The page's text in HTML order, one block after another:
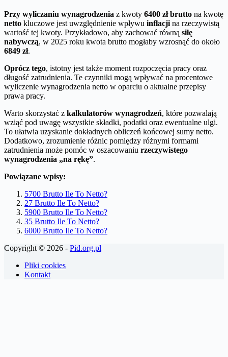
Przy wyliczaniu wynagrodzenia z kwoty 6400 zł brutto na kwotę
netto kluczowe jest uwzględnienie wpływu inflacji na rzeczywistą
wartość tej kwoty. Przykładowo, aby zachować równą siłę
nabywczą, w 2025 roku kwota brutto mogłaby wzrosnąć do około
6849 zł.
Oprócz tego, istotny jest także moment rozpoczęcia pracy oraz
długość zatrudnienia. Te czynniki mogą wpływać na procentowe
wyliczenie wynagrodzenia netto w oparciu o aktualne przepisy
prawa pracy.
Warto skorzystać z kalkulatorów wynagrodzeń, które pozwalają
wziąć pod uwagę wszystkie składki, podatki oraz ewentualne ulgi.
To ułatwia uzyskanie dokładnych obliczeń końcowej sumy netto.
Dodatkowo, zrozumienie różnic pomiędzy różnymi formami
zatrudnienia może pomóc w oszacowaniu rzeczywistego
wynagrodzenia „na rękę”.
Powiązane wpisy:
5700 Brutto Ile To Netto?
27 Brutto Ile To Netto?
5900 Brutto Ile To Netto?
35 Brutto Ile To Netto?
6000 Brutto Ile To Netto?
Copyright © 2026 - Pid.org.pl
Pliki cookies
Kontakt